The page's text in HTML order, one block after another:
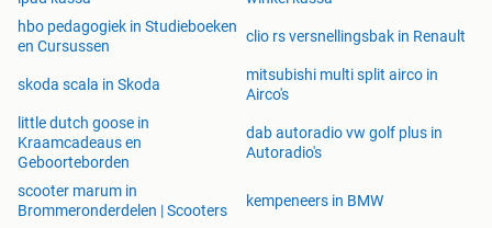
hbo pedagogiek in Studieboeken
en Cursussen
clio rs versnellingsbak in Renault
skoda scala in Skoda
mitsubishi multi split airco in
Airco's
little dutch goose in
Kraamcadeaus en
Geboorteborden
dab autoradio vw golf plus in
Autoradio's
scooter marum in
Brommeronderdelen | Scooters
kempeneers in BMW